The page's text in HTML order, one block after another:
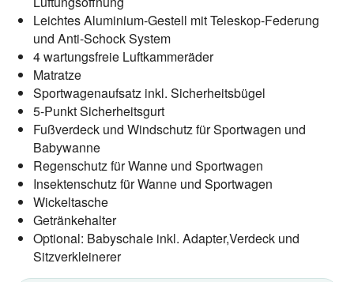
Leichtes Aluminium-Gestell mit Teleskop-Federung
und Anti-Schock System
4 wartungsfreie Luftkammeräder
Matratze
Sportwagenaufsatz inkl. Sicherheitsbügel
5-Punkt Sicherheitsgurt
Fußverdeck und Windschutz für Sportwagen und
Babywanne
Regenschutz für Wanne und Sportwagen
Insektenschutz für Wanne und Sportwagen
Wickeltasche
Getränkehalter
Optional: Babyschale inkl. Adapter,Verdeck und
Sitzverkleinerer